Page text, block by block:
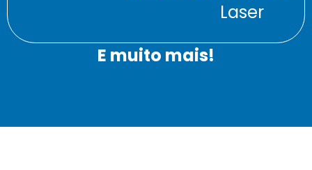
Laser
E muito mais!